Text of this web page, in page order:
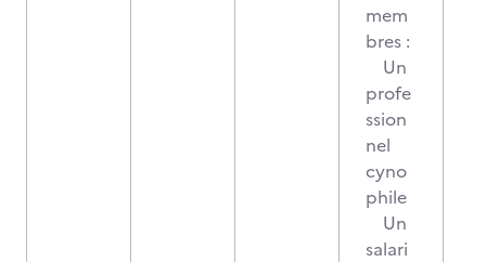
mem
bres :
Un
profe
ssion
nel
cyno
phile
Un
salari